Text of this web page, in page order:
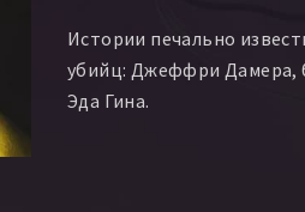
Истории печально
убийц: Джеффри Дамера,
Эда Гина.